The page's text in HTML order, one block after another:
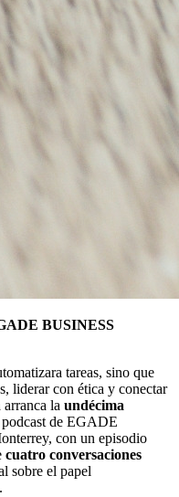
BUSINESS
tareas, sino que
liderar con ética y conectar
arranca la undécima
podcast de EGADE
con un episodio
cuatro conversaciones
sobre el papel